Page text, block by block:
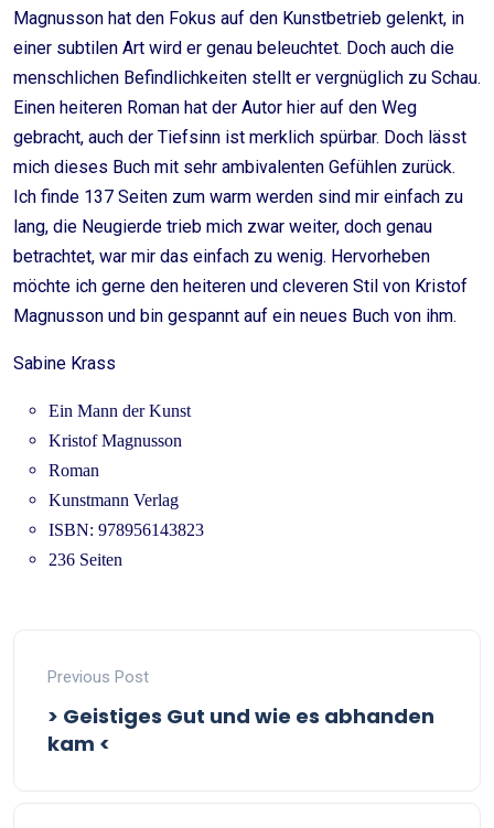
Magnusson hat den Fokus auf den Kunstbetrieb gelenkt, in
einer subtilen Art wird er genau beleuchtet. Doch auch die
menschlichen Befindlichkeiten stellt er vergnüglich zu Schau.
Einen heiteren Roman hat der Autor hier auf den Weg
gebracht, auch der Tiefsinn ist merklich spürbar. Doch lässt
mich dieses Buch mit sehr ambivalenten Gefühlen zurück.
Ich finde 137 Seiten zum warm werden sind mir einfach zu
lang, die Neugierde trieb mich zwar weiter, doch genau
betrachtet, war mir das einfach zu wenig. Hervorheben
möchte ich gerne den heiteren und cleveren Stil von Kristof
Magnusson und bin gespannt auf ein neues Buch von ihm.
Sabine Krass
Ein Mann der Kunst
Kristof Magnusson
Roman
Kunstmann Verlag
ISBN: 978956143823
236 Seiten
Previous Post
> Geistiges Gut und wie es abhanden
kam <